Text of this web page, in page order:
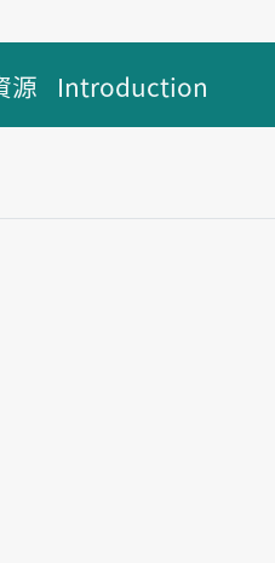
源 Introduction